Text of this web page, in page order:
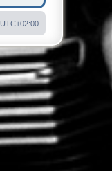
UTC+02:00